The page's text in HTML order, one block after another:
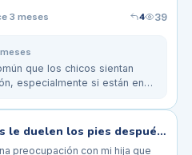
de los entrenamientos. Me
3 meses 4 39
que los chicos sientan
especialmente si están en
necesiten…
A mi hija de 8 años le duelen los pies después de clases de danza, ¿puede ser el calzado?
preocupación con mi hija que